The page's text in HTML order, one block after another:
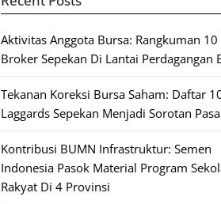
Aktivitas Anggota Bursa: Rangkuman 10
Broker Sepekan Di Lantai Perdagangan
Tekanan Koreksi Bursa Saham: Daftar
Laggards Sepekan Menjadi Sorotan
Kontribusi BUMN Infrastruktur: Semen
Indonesia Pasok Material Program
Rakyat Di 4 Provinsi